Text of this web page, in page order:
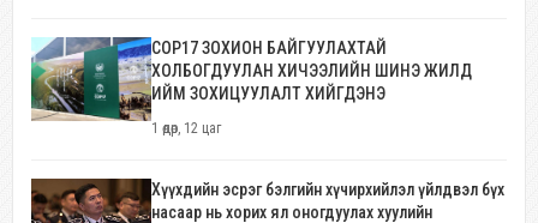
COP17 ЗОХИОН БАЙГУУЛАХТАЙ
ХОЛБОГДУУЛАН ХИЧЭЭЛИЙН ШИНЭ ЖИЛД
ИЙМ ЗОХИЦУУЛАЛТ ХИЙГДЭНЭ
1 өдөр, 12 цаг
Хүүхдийн эсрэг бэлгийн хүчирхийлэл үйлдвэл бүх
насаар нь хорих ял оногдуулах хуулийн